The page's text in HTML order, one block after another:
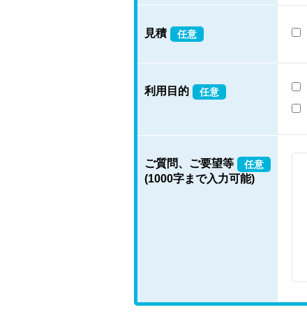
見積 任意
利用目的 任意
ご質問、ご要望等 任意
(1000字まで入力可能)